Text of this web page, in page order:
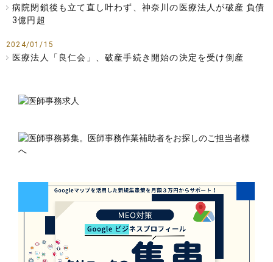
病院閉鎖後も立て直し叶わず、神奈川の医療法人が破産 負債
3億円超
2024/01/15
医療法人「良仁会」、破産手続き開始の決定を受け倒産